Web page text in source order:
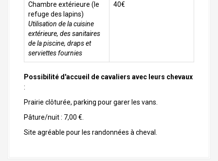
Chambre extérieure (le
refuge des lapins)
Utilisation de la cuisine
extérieure, des sanitaires
de la piscine, draps et
serviettes fournies
40€
Possibilité d'accueil de cavaliers avec leurs chevaux
:
Prairie clôturée, parking pour garer les vans.
Pâture/nuit : 7,00 €.
Site agréable pour les randonnées à cheval.